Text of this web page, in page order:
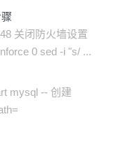
关闭防火墙设置
0 sed -i "s/ ...
mysql -- 创建